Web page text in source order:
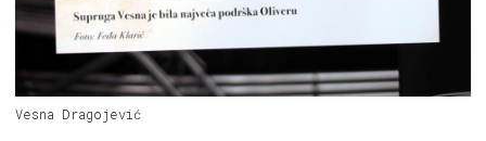
Vesna Dragojević